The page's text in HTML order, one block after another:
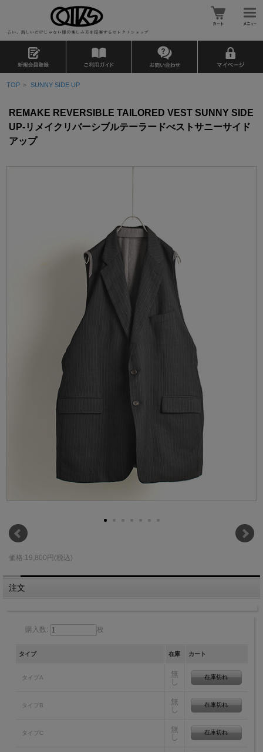
TOP > SUNNY SIDE UP
REMAKE REVERSIBLE TAILORED VEST SUNNY SIDE
UP-リメイクリバーシブルテーラードべストサニーサイド
アップ
価格:19,800円(税込)
注文
購入数: 枚
タイプ 在庫 カート
タイプA
無
し
在庫切れ
タイプB
無
し
在庫切れ
タイプC
無
し
在庫切れ